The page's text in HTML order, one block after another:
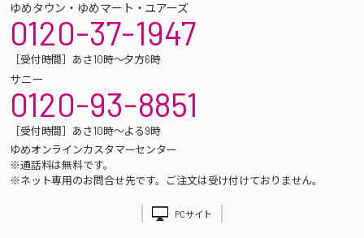
ゆめタウン・ゆめマート・ユアーズ
0120-37-1947
［受付時間］あさ10時～夕方6時
サニー
0120-93-8851
［受付時間］あさ10時～よる9時
ゆめオンラインカスタマーセンター
※通話料は無料です。
※ネット専用のお問合せ先です。ご注文は受け付けておりません。
PCサイト